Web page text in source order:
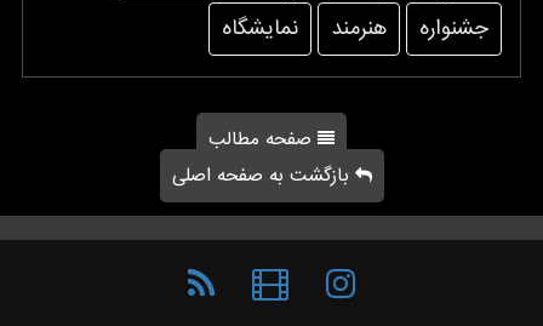
جشنواره
هنرمند نمایشگاه
صفحه مطالب
بازگشت به صفحه اصلی